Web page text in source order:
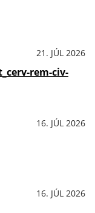
21. JÚL 2026
rem-civ-
16. JÚL 2026
16. JÚL 2026